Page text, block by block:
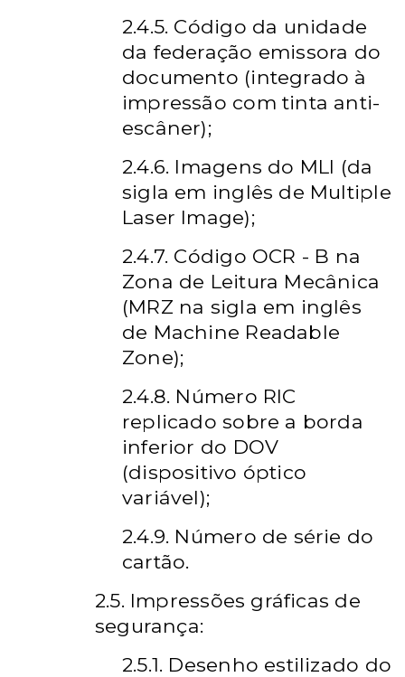
2.4.5. Código da unidade
da federação emissora do
documento (integrado à
impressão com tinta anti-
escâner);
2.4.6. Imagens do MLI (da
sigla em inglês de Multiple
Laser Image);
2.4.7. Código OCR - B na
Zona de Leitura Mecânica
(MRZ na sigla em inglês
de Machine Readable
Zone);
2.4.8. Número RIC
replicado sobre a borda
inferior do DOV
(dispositivo óptico
variável);
2.4.9. Número de série do
cartão.
2.5. Impressões gráficas de
segurança:
2.5.1. Desenho estilizado do